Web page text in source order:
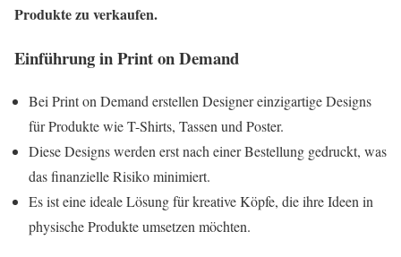
Produkte zu verkaufen.
Einführung in Print on Demand
Bei Print on Demand erstellen Designer einzigartige Designs
für Produkte wie T-Shirts, Tassen und Poster.
Diese Designs werden erst nach einer Bestellung gedruckt, was
das finanzielle Risiko minimiert.
Es ist eine ideale Lösung für kreative Köpfe, die ihre Ideen in
physische Produkte umsetzen möchten.